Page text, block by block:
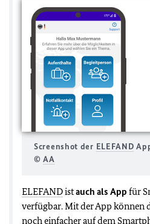
Screenshot der ELEFAND
©AA
ELEFANDistauch als App für
verfügbar. Mit der App können
noch einfacher auf dem